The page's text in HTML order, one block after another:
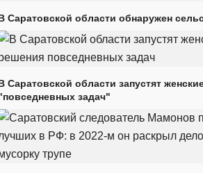
Саратовской области обнаружен
Саратовской области запустят
задач"